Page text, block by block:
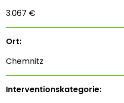
3.067 €
Ort:
Chemnitz
Interventions­kategorie: